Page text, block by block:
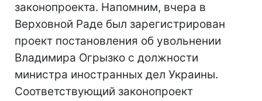
законопроекта. Напомним, вчера в
Верховной Раде был зарегистрирован
проект постановления об увольнении
Владимира Огрызко с должности
министра иностранных дел Украины.
Соответствующий законопроект